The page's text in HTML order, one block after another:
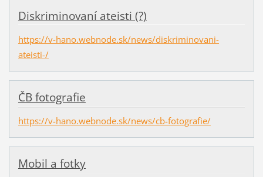
Diskriminovaní ateisti (?)
https://v-hano.webnode.sk/news/diskriminovani-
ateisti-/
ČB fotografie
https://v-hano.webnode.sk/news/cb-fotografie/
Mobil a fotky